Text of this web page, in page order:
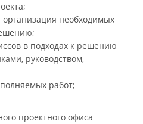
необходимых
в подходах к решению
руководством,
работ;
проектного офиса